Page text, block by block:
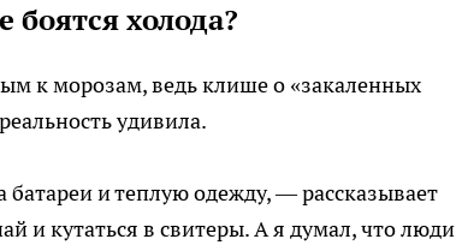
холода?
к морозам, ведь клише о «закаленных
удивила.
и теплую одежду, — рассказывает
и кутаться в свитеры. А я думал, что люди